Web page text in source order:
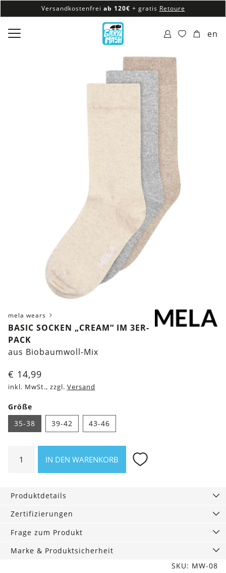
Versandkostenfrei ab 120€ + gratis Retoure
100% veganes & fair produziertes Sortiment
Versandkostenfrei ab 120€
en
mela wears
BASIC SOCKEN „CREAM“ IM 3ER-
PACK
aus Biobaumwoll-Mix
€ 14,99
inkl. MwSt., zzgl. Versand
Größe
35-38
39-42 43-46
Socken
"Cream"
3er-
Pack
IN DEN WARENKORB
Produktdetails
Zertifizierungen
Frage zum Produkt
Marke & Produktsicherheit
SKU: MW-08